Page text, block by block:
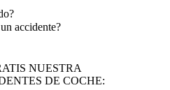
accidente?
NUESTRA
DE COCHE: